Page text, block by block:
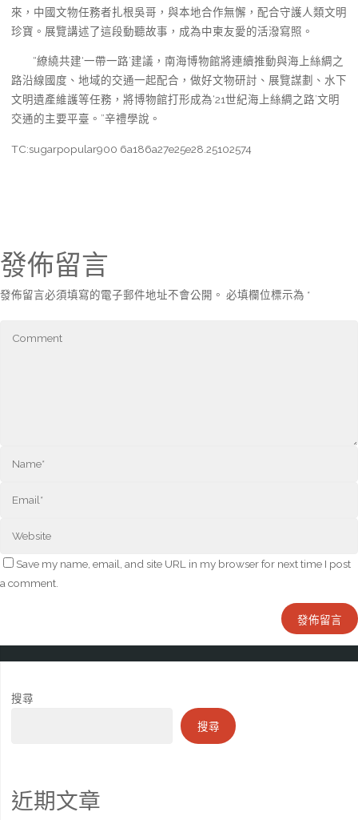
來，中國文物任務者扎根吳哥，與本地合作無懈，配合守護人類文明
珍寶。展覽講述了這段動聽故事，成為中柬友愛的活潑寫照。
“繚繞共建‘一帶一路’建議，南海博物館將連續推動與海上絲綢之
路沿線國度、地域的交通一起配合，做好文物研討、展覽謀劃、水下
文明遺產維護等任務，將博物館打形成為‘21世紀海上絲綢之路’文明
交通的主要平臺。”辛禮學說。
TC:sugarpopular900 6a186a27e25e28.25102574
發佈留言
發佈留言必須填寫的電子郵件地址不會公開。 必填欄位標示為 *
Save my name, email, and site URL in my browser for next time I post
a comment.
搜尋
搜尋
近期文章